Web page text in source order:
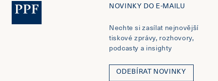
NOVINKY DO E-MAILU
Nechte si zasílat nejnovější
tiskové zprávy, rozhovory,
podcasty a insighty
ODEBÍRAT NOVINKY